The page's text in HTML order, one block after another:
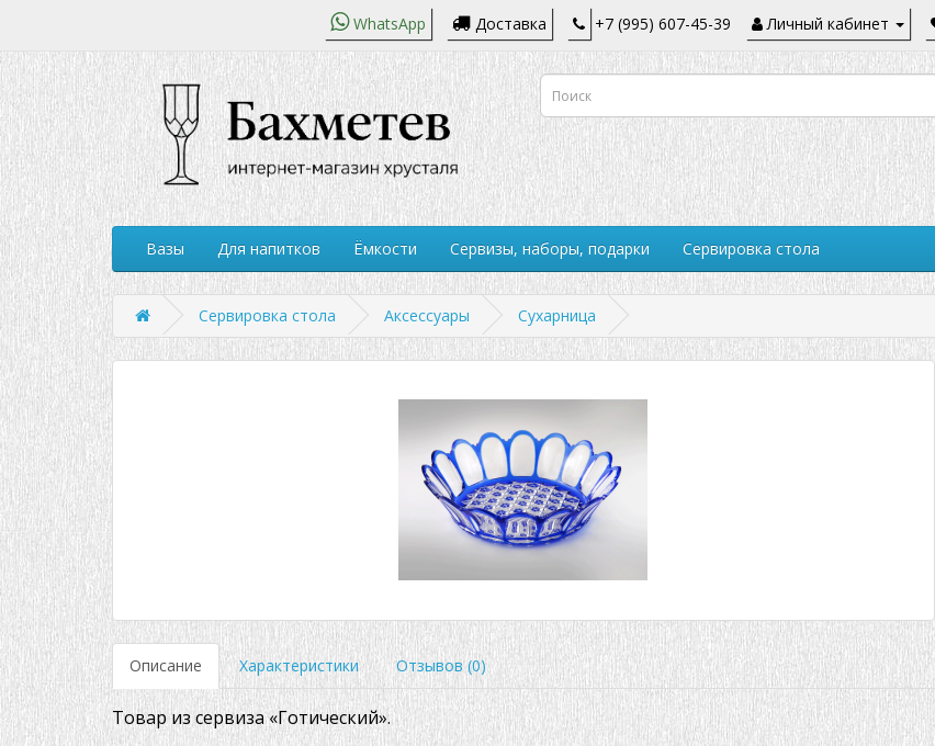
WhatsApp Доставка +7 (995) 607-45-39 Личный кабинет
Вазы Для напитков Ёмкости Сервизы, наборы, подарки Сервировка стола
Сервировка стола Аксессуары Сухарница
Описание Характеристики Отзывов (0)
Товар из сервиза «Готический».